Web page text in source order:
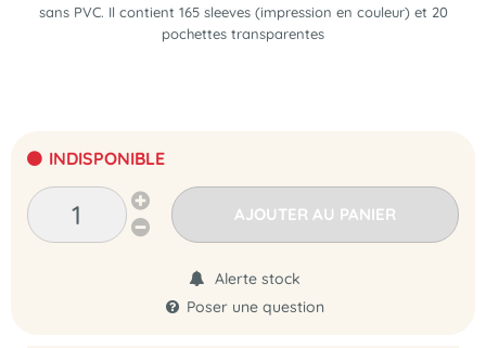
sans PVC. Il contient 165 sleeves (impression en couleur) et 20
pochettes transparentes
INDISPONIBLE
AJOUTER AU PANIER
Alerte stock
Poser une question